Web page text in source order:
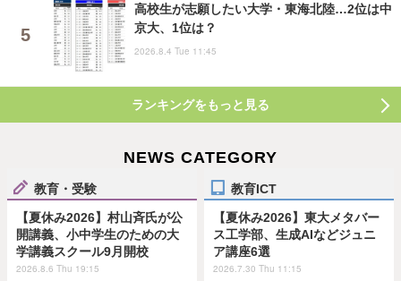
高校生が志願したい大学・東海北陸…2位は中
京大、1位は？
2026.8.4 Tue 11:45
ランキングをもっと見る
NEWS CATEGORY
教育・受験
【夏休み2026】村山斉氏が公
開講義、小中学生のための大
学講義スクール9月開校
2026.8.6 Thu 19:15
教育ICT
【夏休み2026】東大メタバー
ス工学部、生成AIなどジュニ
ア講座6選
2026.7.30 Thu 11:15